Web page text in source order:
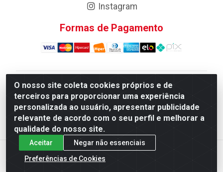
O nosso site coleta cookies próprios e de
terceiros para proporcionar uma experiência
personalizada ao usuário, apresentar publicidade
relevante de acordo com o seu perfil e melhorar a
qualidade do nosso site.
Aceitar
Negar não essenciais
Preferências de Cookies
Instagram
Formas de Pagamento
Atacadao da Limpeza F. Pereira Queiroz Comercio e
Distribuicao LTDA - Quadra Qi 10 Lotes 39 e, 41 - Setor
Industrial (Taguatinga), Brasília/DF - CEP 72.135-100 -
CNPJ 13.184.675/0001-80